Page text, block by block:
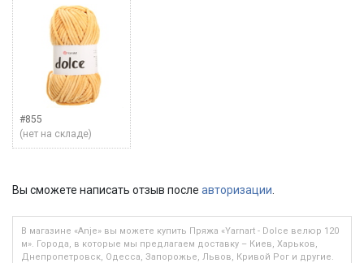
#855
(нет на складе)
Вы сможете написать отзыв после авторизации
В магазине «Anje» вы можете купить Пряжа «Yarnart - Dolce велюр 120
м». Города, в которые мы предлагаем доставку – Киев, Харьков,
Днепропетровск, Одесса, Запорожье, Львов, Кривой Рог и другие.